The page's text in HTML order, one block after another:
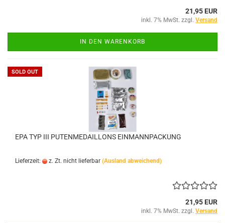
21,95 EUR
inkl. 7% MwSt. zzgl. Versand
IN DEN WARENKORB
SOLD OUT
EPA TYP III PUTENMEDAILLONS EINMANNPACKUNG
Lieferzeit: z. Zt. nicht lieferbar (Ausland abweichend)
21,95 EUR
inkl. 7% MwSt. zzgl. Versand